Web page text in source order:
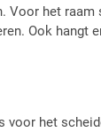
Voor het raam
Ook hangt
voor het